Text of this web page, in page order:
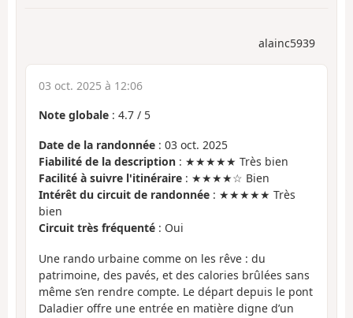
alainc5939
03 oct. 2025 à 12:06
Note globale : 4.7 / 5
Date de la randonnée : 03 oct. 2025
Fiabilité de la description : ★★★★★ Très bien
Facilité à suivre l'itinéraire : ★★★★☆ Bien
Intérêt du circuit de randonnée : ★★★★★ Très
bien
Circuit très fréquenté : Oui
Une rando urbaine comme on les rêve : du
patrimoine, des pavés, et des calories brûlées sans
même s’en rendre compte. Le départ depuis le pont
Daladier offre une entrée en matière digne d’un